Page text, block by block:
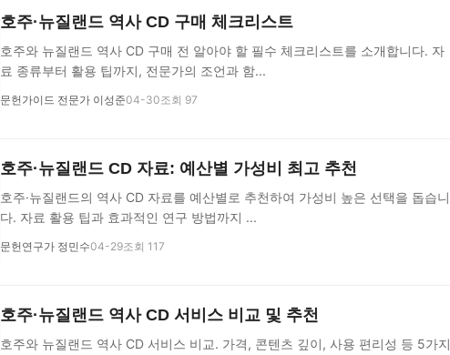
호주·뉴질랜드 역사 CD 구매 체크리스트
호주와 뉴질랜드 역사 CD 구매 전 알아야 할 필수 체크리스트를 소개합니다. 자
료 종류부터 활용 팁까지, 전문가의 조언과 함...
문헌가이드 전문가 이성준04-30조회 97
호주·뉴질랜드 CD 자료: 예산별 가성비 최고 추천
호주·뉴질랜드의 역사 CD 자료를 예산별로 추천하여 가성비 높은 선택을 돕습니
다. 자료 활용 팁과 효과적인 연구 방법까지 ...
문헌연구가 정민수04-29조회 117
호주·뉴질랜드 역사 CD 서비스 비교 및 추천
호주와 뉴질랜드 역사 CD 서비스 비교. 가격, 콘텐츠 깊이, 사용 편리성 등 5가지